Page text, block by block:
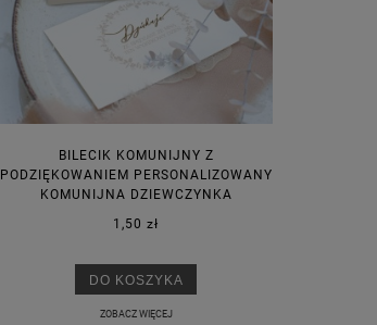
BILECIK KOMUNIJNY Z
PODZIĘKOWANIEM PERSONALIZOWANY
KOMUNIJNA DZIEWCZYNKA
1,50 zł
DO KOSZYKA
ZOBACZ WIĘCEJ